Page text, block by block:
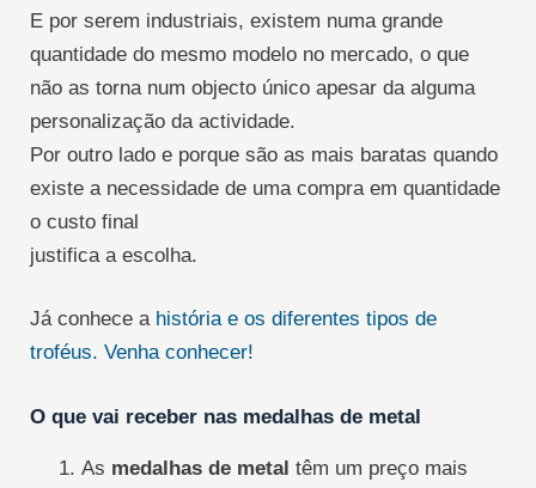
E por serem industriais, existem numa grande
quantidade do mesmo modelo no mercado, o que
não as torna num objecto único apesar da alguma
personalização da actividade.
Por outro lado e porque são as mais baratas quando
existe a necessidade de uma compra em quantidade
o custo final
justifica a escolha.
Já conhece a história e os diferentes tipos de
troféus. Venha conhecer!
O que vai receber nas medalhas de metal
As medalhas de metal têm um preço mais